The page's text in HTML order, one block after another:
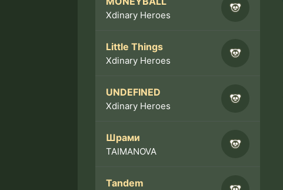
Xdinary Heroes
Little Things
Xdinary Heroes
UNDEFINED
Xdinary Heroes
Шрами
TAIMANOVA
Tandem